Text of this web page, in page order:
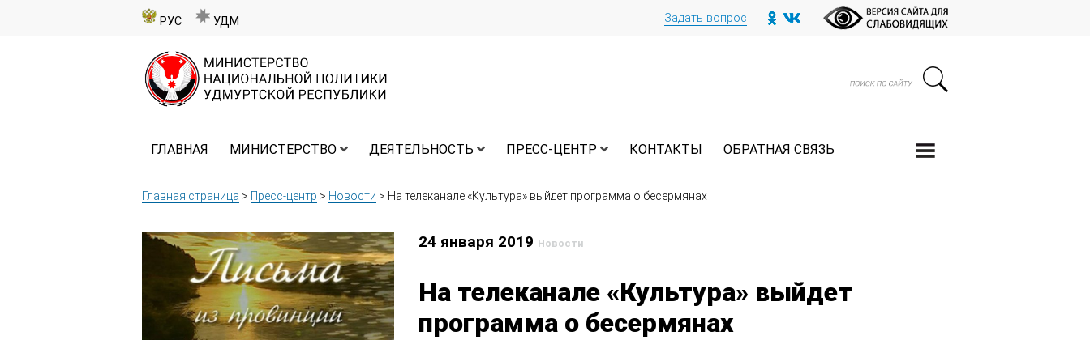
РУС УДМ Задать вопрос
ГЛАВНАЯ МИНИСТЕРСТВО ДЕЯТЕЛЬНОСТЬ ПРЕСС-ЦЕНТР КОНТАКТЫ ОБРАТНАЯ СВЯЗЬ
Главная страница > Пресс-центр > Новости > На телеканале «Культура» выйдет программа о бесермянах
24 января 2019 Новости
На телеканале «Культура» выйдет
программа о бесермянах